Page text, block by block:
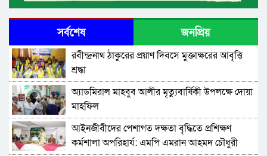
সর্বশেষ জনপ্রিয়
রবীন্দ্রনাথ ঠাকুরের প্রয়াণ দিবসে মুক্তাক্ষরের আবৃত্তি
শ্রদ্ধা
অ্যাডমিরাল মাহবুব আলীর মৃত্যুবার্ষিকী উপলক্ষে দোয়া
মাহফিল
‎আইনজীবীদের পেশাগত দক্ষতা বৃদ্ধিতে প্রশিক্ষণ
কর্মশালা অপরিহার্য: এমপি এমরান আহমদ চৌধুরী